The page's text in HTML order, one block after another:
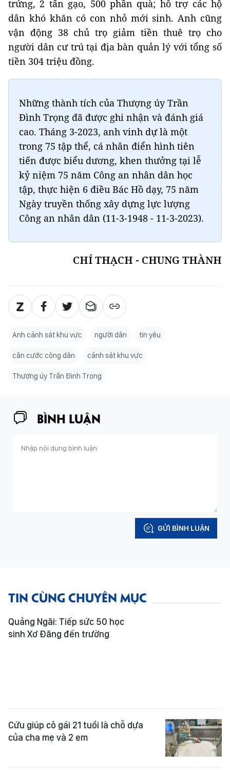
tiền 304 triệu đồng.
Những thành tích của Thượng úy Trần
Đình Trọng đã được ghi nhận và đánh giá
cao. Tháng 3-2023, anh vinh dự là một
tiến được biểu dương, khen thưởng tại lễ
kỷ niệm 75 năm Công an nhân dân học
tập, thực hiện 6 điều Bác Hồ dạy, 75 năm
Ngày truyền thống xây dựng lực lượng
Công an nhân dân (11-3-1948 - 11-3-2023).
CHÍ THẠCH - CHUNG THÀNH
căn cước công dân cảnh sát khu vực
BÌNH LUẬN
TIN CÙNG CHUYÊN MỤC